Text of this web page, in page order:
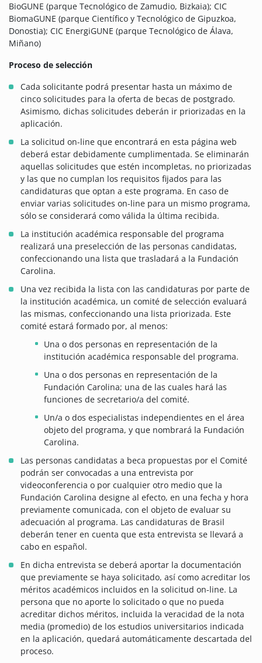
BioGUNE (parque Tecnológico de Zamudio, Bizkaia); CIC
BiomaGUNE (parque Científico y Tecnológico de Gipuzkoa,
Donostia); CIC EnergiGUNE (parque Tecnológico de Álava,
Miñano)
Proceso de selección
Cada solicitante podrá presentar hasta un máximo de
cinco solicitudes para la oferta de becas de postgrado.
Asimismo, dichas solicitudes deberán ir priorizadas en la
aplicación.
La solicitud on-line que encontrará en esta página web
deberá estar debidamente cumplimentada. Se eliminarán
aquellas solicitudes que estén incompletas, no priorizadas
y las que no cumplan los requisitos fijados para las
candidaturas que optan a este programa. En caso de
enviar varias solicitudes on-line para un mismo programa,
sólo se considerará como válida la última recibida.
La institución académica responsable del programa
realizará una preselección de las personas candidatas,
confeccionando una lista que trasladará a la Fundación
Carolina.
Una vez recibida la lista con las candidaturas por parte de
la institución académica, un comité de selección evaluará
las mismas, confeccionando una lista priorizada. Este
comité estará formado por, al menos:
Una o dos personas en representación de la
institución académica responsable del programa.
Una o dos personas en representación de la
Fundación Carolina; una de las cuales hará las
funciones de secretario/a del comité.
Un/a o dos especialistas independientes en el área
objeto del programa, y que nombrará la Fundación
Carolina.
Las personas candidatas a beca propuestas por el Comité
podrán ser convocadas a una entrevista por
videoconferencia o por cualquier otro medio que la
Fundación Carolina designe al efecto, en una fecha y hora
previamente comunicada, con el objeto de evaluar su
adecuación al programa. Las candidaturas de Brasil
deberán tener en cuenta que esta entrevista se llevará a
cabo en español.
En dicha entrevista se deberá aportar la documentación
que previamente se haya solicitado, así como acreditar los
méritos académicos incluidos en la solicitud on-line. La
persona que no aporte lo solicitado o que no pueda
acreditar dichos méritos, incluida la veracidad de la nota
media (promedio) de los estudios universitarios indicada
en la aplicación, quedará automáticamente descartada del
proceso.